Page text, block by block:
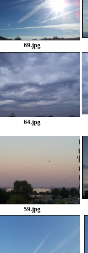
69.jpg
64.jpg
59.jpg